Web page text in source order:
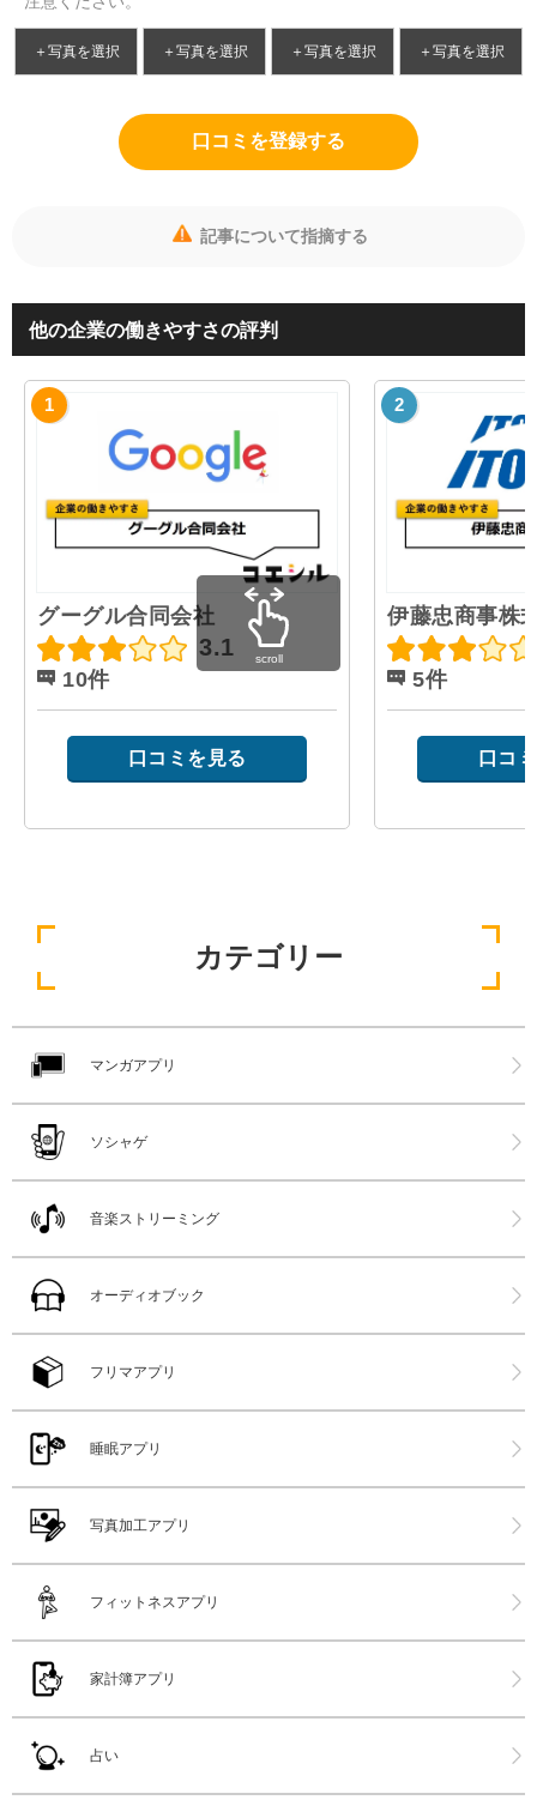
＋写真を選択 ＋写真を選択 ＋写真を選択 ＋写真を選択
口コミを登録する
記事について指摘する
他の企業の働きやすさの評判
グーグル合同会社
3.1
10件
口コミを見る
伊藤忠商事株
5件
口コ
scroll
カテゴリー
マンガアプリ
ソシャゲ
音楽ストリーミング
オーディオブック
フリマアプリ
睡眠アプリ
写真加工アプリ
フィットネスアプリ
家計簿アプリ
占い